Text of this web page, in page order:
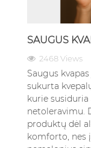
SAUGUS
2468 Views
Saugus
sukurta
kurie
netoleravimu.
produktų dėl
komforto, nes